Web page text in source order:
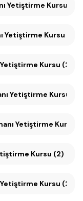
Yetiştirme Kursu (2)
Yetiştirme Kursu (2)
Yetiştirme Kursu (2)
Yetiştirme Kursu (2)
Yetiştirme Kursu
Kursu (2)
Kursu (2)